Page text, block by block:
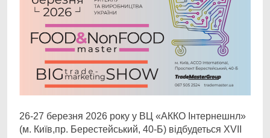
26-27 березня 2026 року у ВЦ «АККО Інтернешнл»
(м. Київ,пр. Берестейський, 40-Б) відбудеться ХVІІ